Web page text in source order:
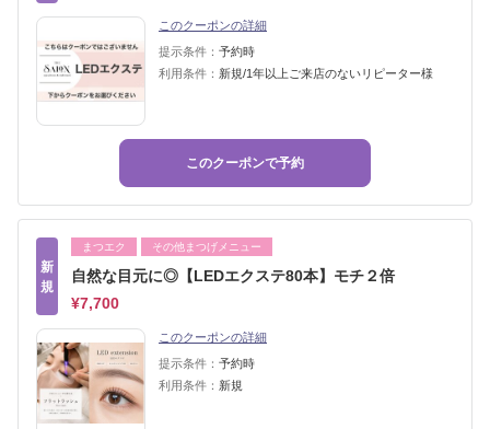
このクーポンの詳細
提示条件： 予約時
利用条件： 新規/1年以上ご来店のないリピーター様
このクーポンで予約
新
規
まつエク その他まつげメニュー
自然な目元に◎【LEDエクステ80本】モチ２倍
¥7,700
このクーポンの詳細
提示条件： 予約時
利用条件： 新規